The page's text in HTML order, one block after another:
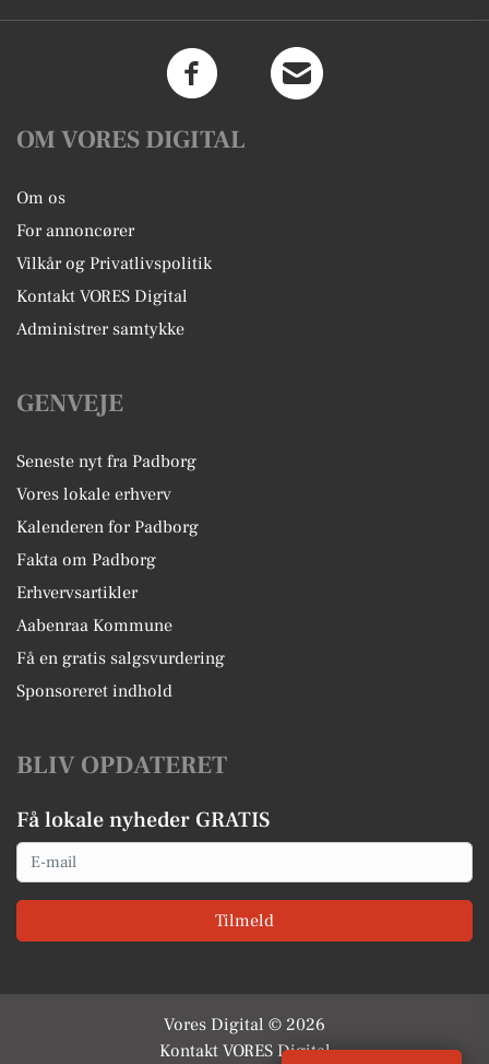
OM VORES DIGITAL
Om os
For annoncører
Vilkår og Privatlivspolitik
Kontakt VORES Digital
Administrer samtykke
GENVEJE
Seneste nyt fra Padborg
Vores lokale erhverv
Kalenderen for Padborg
Fakta om Padborg
Erhvervsartikler
Aabenraa Kommune
Få en gratis salgsvurdering
Sponsoreret indhold
BLIV OPDATERET
Få lokale nyheder GRATIS
Email
Tilmeld
Vores Digital © 2026
Kontakt VORES Digital